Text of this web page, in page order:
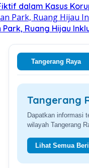
dalam Kasus
Ruang Hijau
Tangerang Raya
Provinsi
Kumpulan berita
perkembangan
Lihat Semua